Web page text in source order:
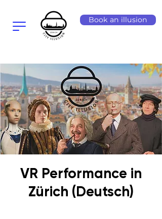
Book an illusion
VR Performance in
Zürich (Deutsch)